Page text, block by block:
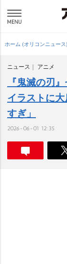
ホーム (オリコンニュース)
ニュース アニメ
『鬼滅の刃
イラストに
すぎ」
2026-06-01 12:35